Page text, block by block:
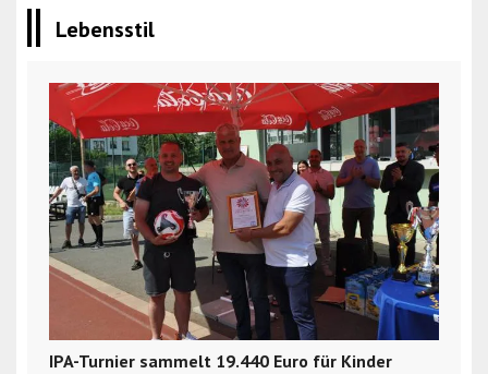
Lebensstil
IPA-Turnier sammelt 19.440 Euro für Kinder